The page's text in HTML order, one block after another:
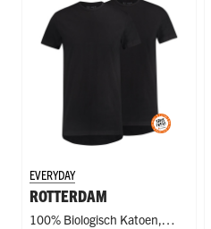
EVERYDAY
ROTTERDAM
100% Biologisch Katoen,